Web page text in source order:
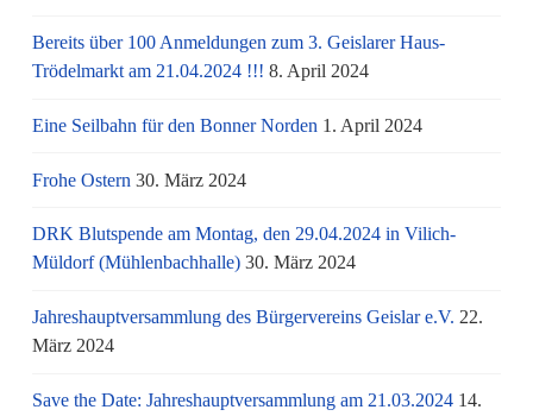
Bereits über 100 Anmeldungen zum 3. Geislarer Haus-
Trödelmarkt am 21.04.2024 !!! 8. April 2024
Eine Seilbahn für den Bonner Norden 1. April 2024
Frohe Ostern 30. März 2024
DRK Blutspende am Montag, den 29.04.2024 in Vilich-
Müldorf (Mühlenbachhalle) 30. März 2024
Jahreshauptversammlung des Bürgervereins Geislar e.V. 22.
März 2024
Save the Date: Jahreshauptversammlung am 21.03.2024 14.